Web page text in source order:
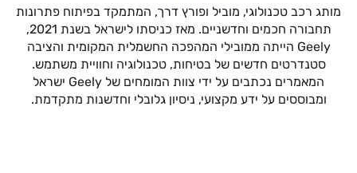
מותג רכב טכנולוגי, מוביל ופורץ דרך, המתמקד בפיתוח פתרונות
תחבורה חכמים וחדשניים. מאז כניסתו לישראל בשנת 2021,
Geely הייתה ממובילי המהפכה החשמלית המקומית והציבה
סטנדרטים חדשים של בטיחות, טכנולוגיה וחוויית משתמש.
המאמרים נכתבים על ידי צוות המומחים של Geely ישראל
ומבוססים על ידע מקצועי, ניסיון גלובלי וחדשנות מתקדמת.